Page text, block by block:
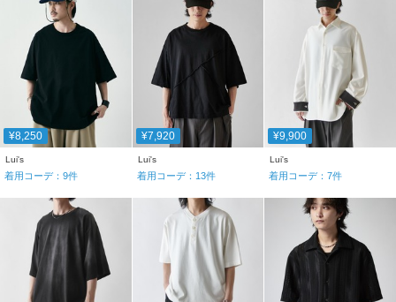
¥8,250
Lui's
着用コーデ： 9件
¥7,920
Lui's
着用コーデ： 13件
¥9,900
Lui's
着用コーデ：7件